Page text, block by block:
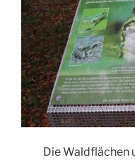
Die Waldflächen